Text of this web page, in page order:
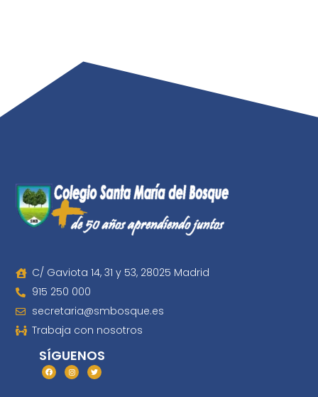
C/ Gaviota 14, 31 y 53, 28025 Madrid
915 250 000
secretaria@smbosque.es
Trabaja con nosotros
SÍGUENOS